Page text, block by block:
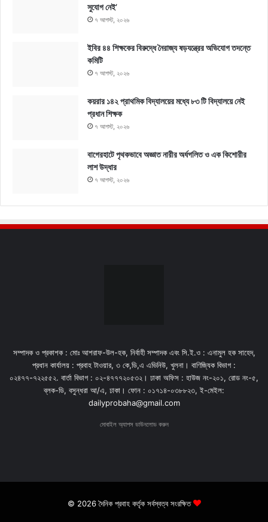
সুযোগ নেই’
৭ আগস্ট, ২০২৬
ইবির ৪৪ শিক্ষকের বিরুদ্ধে নৈরাজ্য ষড়যন্ত্রের অভিযোগ তদন্তে
কমিটি
৭ আগস্ট, ২০২৬
কয়রার ১৪২ প্রাথমিক বিদ্যালয়ের মধ্যে ৮৩ টি বিদ্যালয়ে নেই
প্রধান শিক্ষক
৭ আগস্ট, ২০২৬
বাগেরহাটে পৃথকভাবে অজ্ঞাত নারীর অর্ধগলিত ও এক কিশোরীর
লাশ উদ্ধার
৭ আগস্ট, ২০২৬
সম্পাদক ও প্রকাশক : মোঃ আশরাফ-উল-হক, নির্বাহী সম্পাদক এবং সি.ই.ও : এনামুল হক সাহেদ,
প্রধান কার্যালয় : প্রবাহ টাওয়ার, ৩ কে,ডি,এ এভিনিউ, খুলনা। বাণিজ্যিক বিভাগ :
০২৪৭৭-৭২২৫৫২. বার্তা বিভাগ : ০২-৪৭৭৭২০৫৩২। ঢাকা অফিস : হাউজ নং-২০১, রোড নং-৫,
ব্লক-ডি, বসুন্ধরা আ/এ, ঢাকা। ফোন : ০১৭১৪-০৩৮৮২৩, ই-মেইল:
dailyprobaha@gmail.com
মোবাইল অ্যাপস ডাউনলোড করুন
© 2026 দৈনিক প্রবাহ কর্তৃক সর্বস্বত্ব সংরক্ষিত